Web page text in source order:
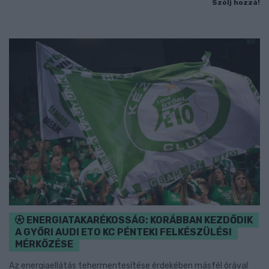
Szólj hozzá!
ENERGIATAKARÉKOSSÁG: KORÁBBAN KEZDŐDIK
A GYŐRI AUDI ETO KC PÉNTEKI FELKÉSZÜLÉSI
MÉRKŐZÉSE
Az energiaellátás tehermentesítése érdekében másfél órával